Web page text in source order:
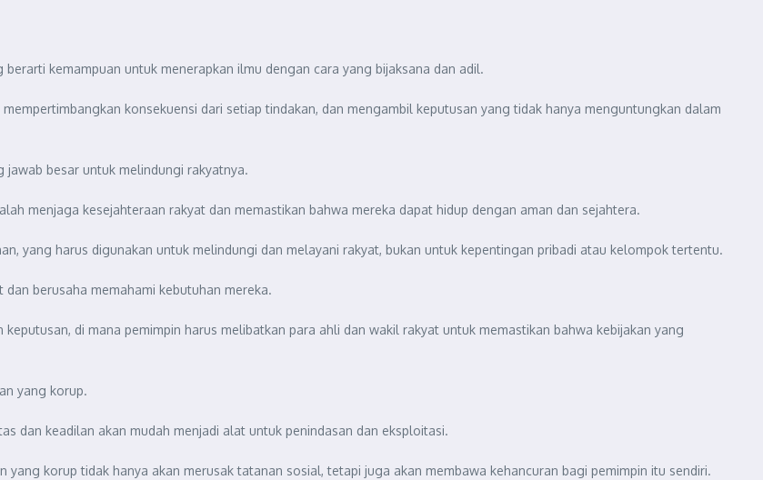
kemampuan untuk menerapkan ilmu dengan cara yang bijaksana dan adil.
konsekuensi dari setiap tindakan, dan mengambil keputusan yang tidak hanya menguntungkan dalam
jawab besar untuk melindungi rakyatnya.
menjaga kesejahteraan rakyat dan memastikan bahwa mereka dapat hidup dengan aman dan sejahtera.
yang harus digunakan untuk melindungi dan melayani rakyat, bukan untuk kepentingan pribadi atau kelompok tertentu.
berusaha memahami kebutuhan mereka.
di mana pemimpin harus melibatkan para ahli dan wakil rakyat untuk memastikan bahwa kebijakan yang
yang korup.
dan keadilan akan mudah menjadi alat untuk penindasan dan eksploitasi.
yang korup tidak hanya akan merusak tatanan sosial, tetapi juga akan membawa kehancuran bagi pemimpin itu sendiri.